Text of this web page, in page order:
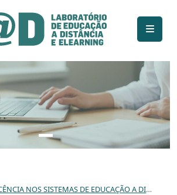
principal
acessibilidade
NOS SISTEMAS DE EDUCAÇÃO A DISTÂNCIA: ESTUDO DE IDENTIDADE E PERFIS DO DOCENTE ONLINE